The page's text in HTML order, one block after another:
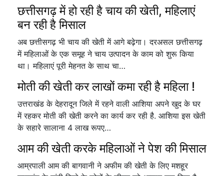
छत्तीसगढ़ में हो रही है चाय की खेती, महिलाएं
बन रही है मिसाल
अब छत्तीसगढ़ भी चाय की खेती में आगे बढ़ेगा। दरअसल छत्तीसगढ़
में महिलाओं के एक समूह ने चाय उत्पादन के काम को शुरू किया
था। महिलाएं पूरी मेहनत के साथ चा…
मोती की खेती कर लाखों कमा रही है महिला !
उत्तराखंड के देहरादून जिले में रहने वाली आशिया अपने खुद के घर
में रहकर मोती की खेती करने का कार्य कर रही है. आशिया इस खेती
के सहारे सालाना 4 लाख रूपए…
आम की खेती करके महिलाओं ने पेश की मिसाल
आम्रपाली आम की बागवानी ने अफीम की खेती के लिए मशहूर